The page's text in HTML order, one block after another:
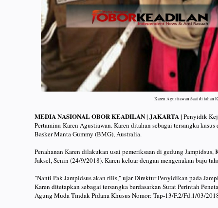
Karen Agustiawan Saat di tahan
MEDIA NASIONAL OBOR KEADILAN | JAKARTA | Penyidik
Pertamina Karen Agustiawan. Karen ditahan sebagai tersangka
Basker Manta Gummy (BMG), Australia.
Penahanan Karen dilakukan usai pemeriksaan di gedung
Jaksel, Senin (24/9/2018). Karen keluar dengan mengenakan baju
"Nanti Pak Jampidsus akan rilis," ujar Direktur Penyidikan pada
Karen ditetapkan sebagai tersangka berdasarkan Surat Perintah
Agung Muda Tindak Pidana Khusus Nomor: Tap-13/F.2/Fd.1/03/